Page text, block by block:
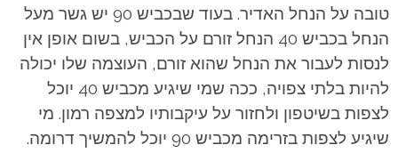
טובה על הנחל האדיר. בעוד שבכביש 90 יש גשר מעל
הנחל בכביש 40 הנחל זורם על הכביש, בשום אופן אין
לנסות לעבור את הנחל שהוא זורם, העוצמה שלו יכולה
להיות בלתי צפויה, ככה שמי שיגיע מכביש 40 יוכל
לצפות בשיטפון ולחזור על עיקבותיו למצפה רמון. מי
שיגיע לצפות בזרימה מכביש 90 יוכל להמשיך דרומה.